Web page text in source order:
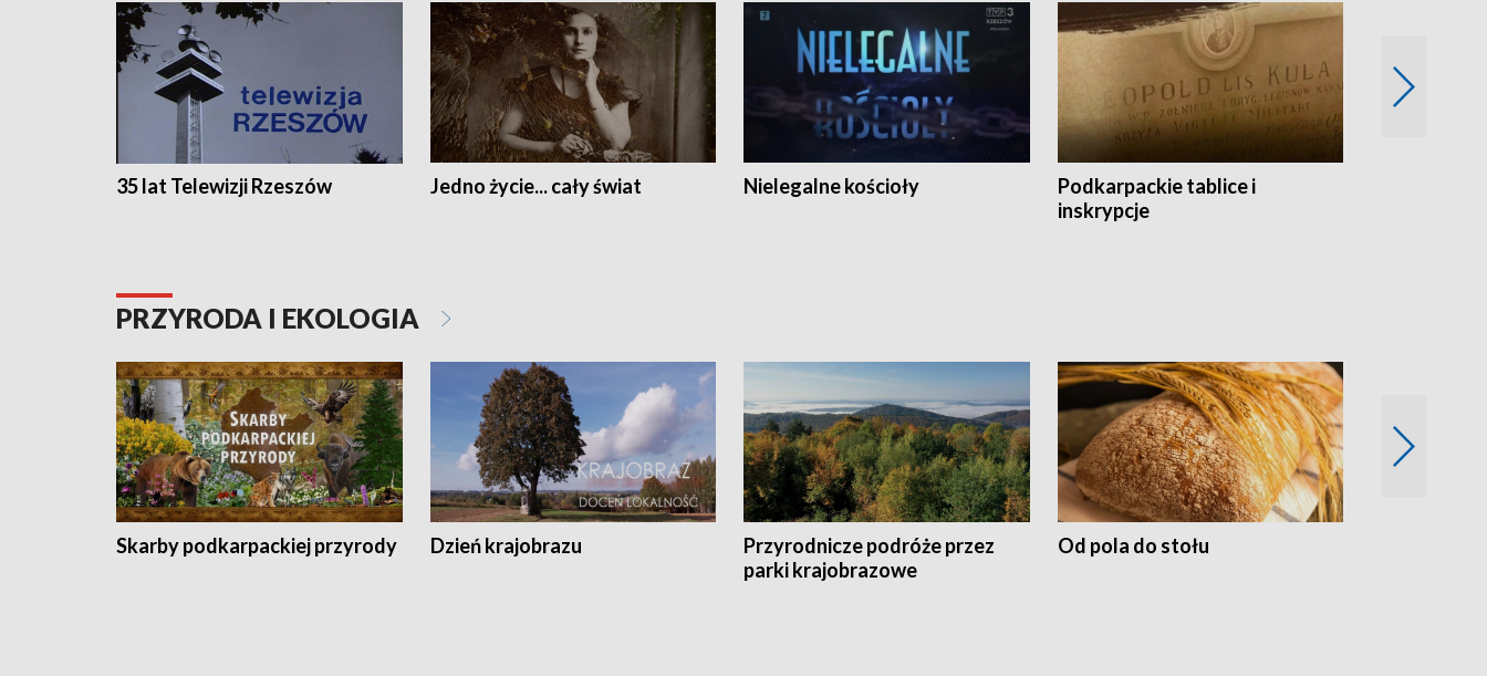
35 lat Telewizji Rzeszów Jedno życie... cały świat Nielegalne kościoły
Podkarpackie tablice i
inskrypcje
PRZYRODA I EKOLOGIA
Skarby podkarpackiej przyrody Dzień krajobrazu
Przyrodnicze podróże przez
parki krajobrazowe
Od pola do stołu